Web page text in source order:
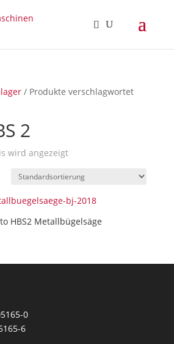
/ Produkte verschlagwortet
2
wird angezeigt
HBS2 Metallbügelsäge
0
6